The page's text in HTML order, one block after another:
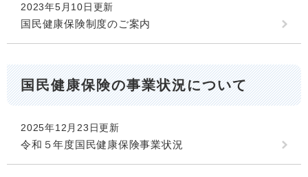
2023年5月10日更新
国民健康保険制度のご案内
国民健康保険の事業状況について
2025年12月23日更新
令和５年度国民健康保険事業状況